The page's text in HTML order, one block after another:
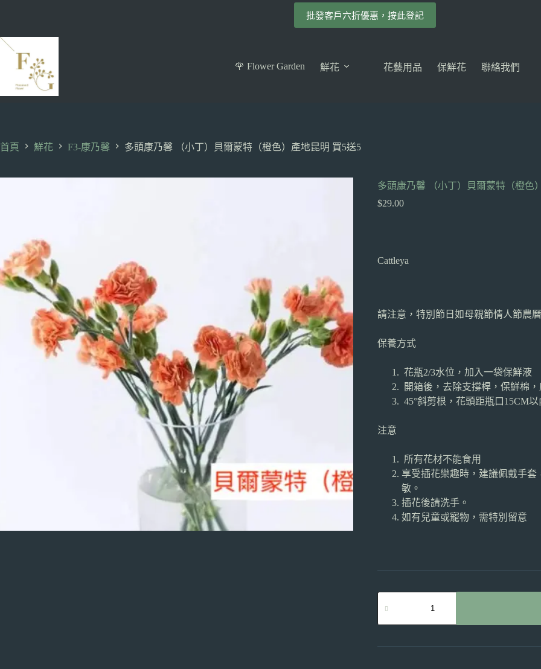
主
批發客戶六折優惠，按此登記
🌹 Flower Garden 鮮花 花藝用品 保鮮花 聯絡我們
首頁 鮮花 F3-康乃馨 多頭康乃馨 （小丁）貝爾蒙特（橙色）產地昆明 買5送5
多頭康乃馨 （小丁）貝爾蒙特（橙色
$29.00
Cattleya
請注意，特別節日如母親節情人節農
保養方式
花瓶2/3水位，加入一袋保鮮液
開箱後，去除支撐桿，保鮮棉，
45°斜剪根，花頭距瓶口15CM
注意
所有花材不能食用
享受插花樂趣時，建議佩戴手
敏。
插花後請洗手。
如有兒童或寵物，需特別留意
頭
康
馨